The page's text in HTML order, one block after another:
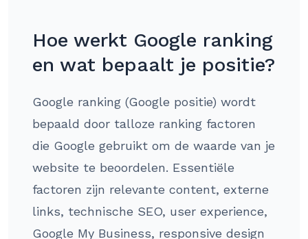
Hoe werkt Google ranking
en wat bepaalt je positie?
Google ranking (Google positie) wordt
bepaald door talloze ranking factoren
die Google gebruikt om de waarde van je
website te beoordelen. Essentiële
factoren zijn relevante content, externe
links, technische SEO, user experience,
Google My Business, responsive design